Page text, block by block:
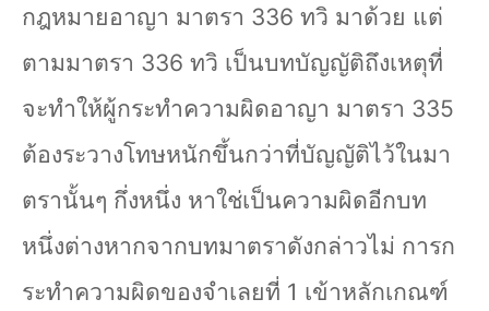
กฎหมายอาญา มาตรา 336 ทวิ มาด้วย แต่
ตามมาตรา 336 ทวิ เป็นบทบัญญัติถึงเหตุที่
จะทำให้ผู้กระทำความผิดอาญา มาตรา 335
ต้องระวางโทษหนักขึ้นกว่าที่บัญญัติไว้ในมา
ตรานั้นๆ กึ่งหนึ่ง หาใช่เป็นความผิดอีกบท
หนึ่งต่างหากจากบทมาตราดังกล่าวไม่ การก
ระทำความผิดของจำเลยที่ 1 เข้าหลักเกณฑ์